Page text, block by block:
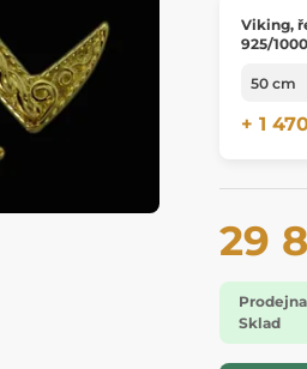
Viking,
925/1000
+ 1
29
Prodejna
Sklad